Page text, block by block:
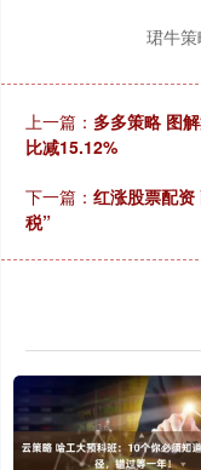
珺牛策
上一篇： 多多策略 图
比减15.12%
下一篇： 红涨股票配资
税”